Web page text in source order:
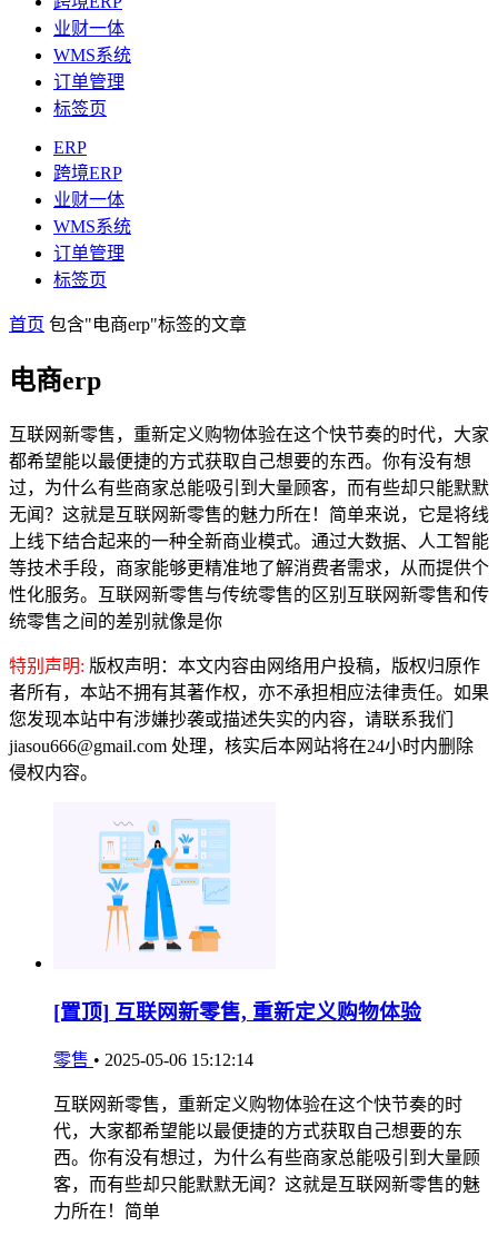
业财一体
WMS系统
订单管理
标签页
ERP
跨境ERP
业财一体
WMS系统
订单管理
标签页
首页 包含"电商erp"标签的文章
电商erp
互联网新零售，重新定义购物体验在这个快节奏的时代，大家
都希望能以最便捷的方式获取自己想要的东西。你有没有想
过，为什么有些商家总能吸引到大量顾客，而有些却只能默默
无闻？这就是互联网新零售的魅力所在！简单来说，它是将线
上线下结合起来的一种全新商业模式。通过大数据、人工智能
等技术手段，商家能够更精准地了解消费者需求，从而提供个
性化服务。互联网新零售与传统零售的区别互联网新零售和传
统零售之间的差别就像是你
特别声明: 版权声明：本文内容由网络用户投稿，版权归原作
者所有，本站不拥有其著作权，亦不承担相应法律责任。如果
您发现本站中有涉嫌抄袭或描述失实的内容，请联系我们
jiasou666@gmail.com 处理，核实后本网站将在24小时内删除
侵权内容。
[置顶] 互联网新零售, 重新定义购物体验
零售 • 2025-05-06 15:12:14
互联网新零售，重新定义购物体验在这个快节奏的时
代，大家都希望能以最便捷的方式获取自己想要的东
西。你有没有想过，为什么有些商家总能吸引到大量顾
客，而有些却只能默默无闻？这就是互联网新零售的魅
力所在！简单